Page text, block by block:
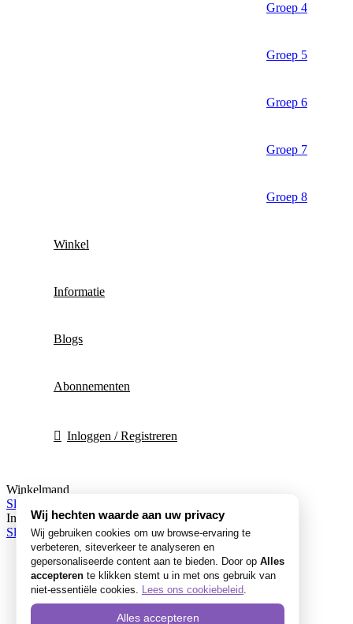
Groep 4
Groep 5
Groep 6
Groep 7
Groep 8
Winkel
Informatie
Blogs
Abonnementen
Inloggen / Registreren
Winkelmand
Sluiten
Inloggen
Sluiten
Wij hechten waarde aan uw privacy
Wij gebruiken cookies om uw browse-ervaring te
verbeteren, siteverkeer te analyseren en
gepersonaliseerde content aan te bieden. Door op Alles
accepteren te klikken stemt u in met ons gebruik van
niet-essentiële cookies. Lees ons cookiebeleid.
Alles accepteren